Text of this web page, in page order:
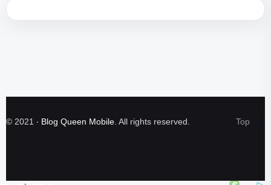
© 2021 ‧ Blog Queen Mobile. All rights reserved.